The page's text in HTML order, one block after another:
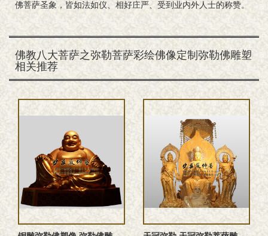
佛菩萨圣象，皆如法如仪、相好庄严、受到业内外人士的称赞。
佛教八大菩萨之弥勒菩萨彩绘佛像定制弥勒佛雕塑
相关推荐